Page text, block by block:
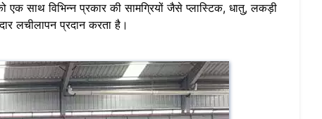
एक साथ विभिन्न प्रकार की सामग्रियों जैसे प्लास्टिक, धातु, लकड़ी
लचीलापन प्रदान करता है।